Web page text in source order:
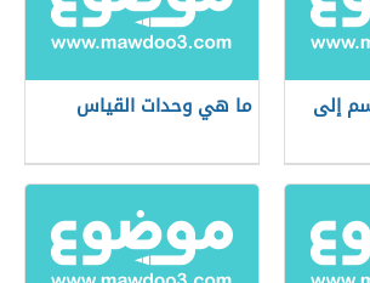
إلى
ما هي وحدات القياس